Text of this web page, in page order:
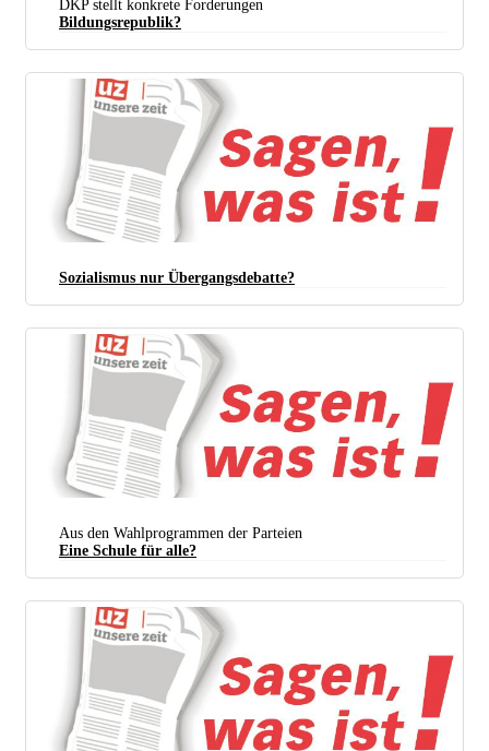
DKP stellt konkrete Forderungen
Bildungsrepublik?
Sozialismus nur Übergangsdebatte?
Aus den Wahlprogrammen der Parteien
Eine Schule für alle?